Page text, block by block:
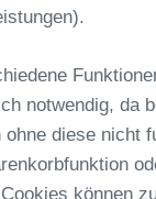
notwendig, da
diese nicht
können